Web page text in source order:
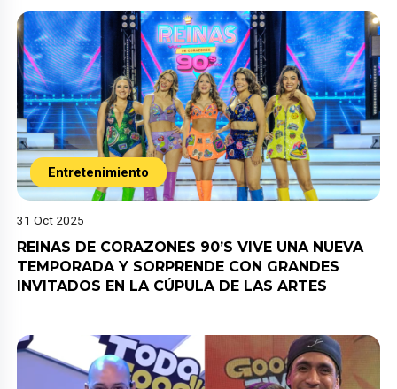
Entretenimiento
31 Oct 2025
REINAS DE CORAZONES 90’S VIVE UNA NUEVA
TEMPORADA Y SORPRENDE CON GRANDES
INVITADOS EN LA CÚPULA DE LAS ARTES